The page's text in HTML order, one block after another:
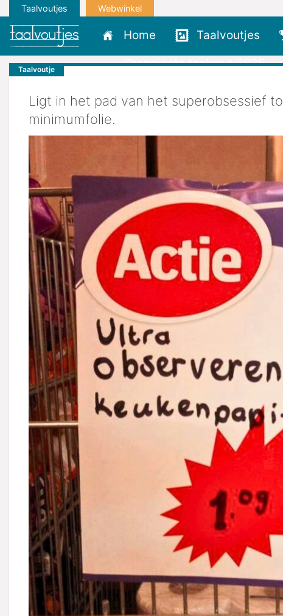
Taalvoutjes Webwinkel
Home Taalvoutjes
Grappigste taalvout 2025
Taalvoutje
Ligt in het pad van het superobsessief
minimumfolie.